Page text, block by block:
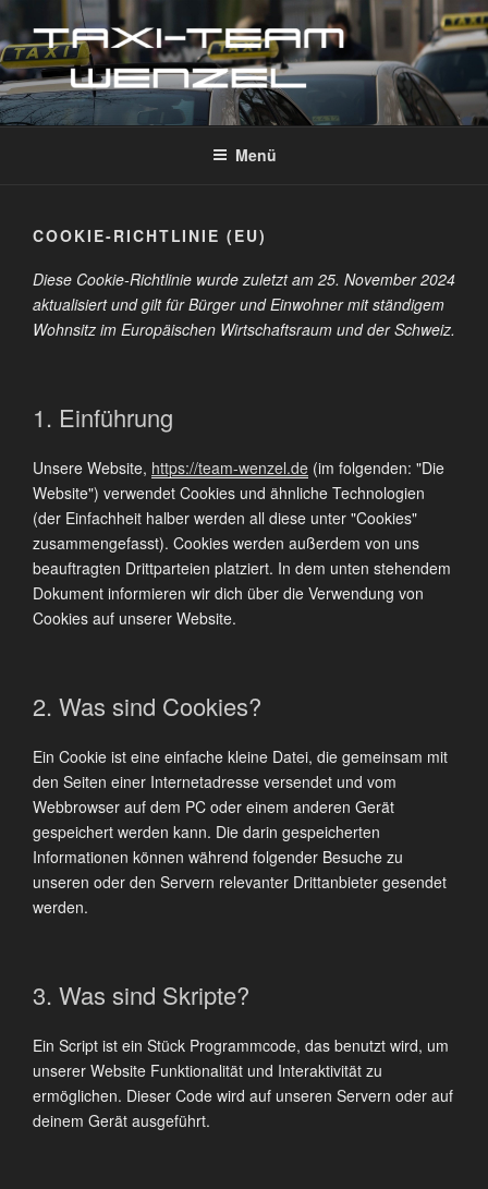
Zum
Inhalt
springen
TAXI-TEAM WENZEL
Taxi Marktheidenfeld im Landkreis Main-Spessart
Menü
COOKIE-RICHTLINIE (EU)
Diese Cookie-Richtlinie wurde zuletzt am 25. November 2024
aktualisiert und gilt für Bürger und Einwohner mit ständigem
Wohnsitz im Europäischen Wirtschaftsraum und der Schweiz.
1. Einführung
Unsere Website, https://team-wenzel.de (im folgenden: "Die
Website") verwendet Cookies und ähnliche Technologien
(der Einfachheit halber werden all diese unter "Cookies"
zusammengefasst). Cookies werden außerdem von uns
beauftragten Drittparteien platziert. In dem unten stehendem
Dokument informieren wir dich über die Verwendung von
Cookies auf unserer Website.
2. Was sind Cookies?
Ein Cookie ist eine einfache kleine Datei, die gemeinsam mit
den Seiten einer Internetadresse versendet und vom
Webbrowser auf dem PC oder einem anderen Gerät
gespeichert werden kann. Die darin gespeicherten
Informationen können während folgender Besuche zu
unseren oder den Servern relevanter Drittanbieter gesendet
werden.
3. Was sind Skripte?
Ein Script ist ein Stück Programmcode, das benutzt wird, um
unserer Website Funktionalität und Interaktivität zu
ermöglichen. Dieser Code wird auf unseren Servern oder auf
deinem Gerät ausgeführt.